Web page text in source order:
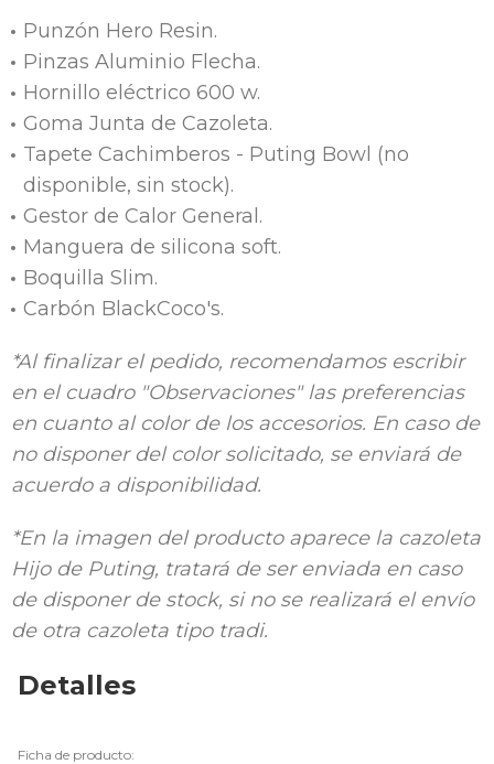
Punzón Hero Resin.
Pinzas Aluminio Flecha.
Hornillo eléctrico 600 w.
Goma Junta de Cazoleta.
Tapete Cachimberos - Puting Bowl (no
disponible, sin stock).
Gestor de Calor General.
Manguera de silicona soft.
Boquilla Slim.
Carbón BlackCoco's.
*Al finalizar el pedido, recomendamos escribir
en el cuadro "Observaciones" las preferencias
en cuanto al color de los accesorios. En caso de
no disponer del color solicitado, se enviará de
acuerdo a disponibilidad.
*En la imagen del producto aparece la cazoleta
Hijo de Puting, tratará de ser enviada en caso
de disponer de stock, si no se realizará el envío
de otra cazoleta tipo tradi.
Detalles
Ficha de producto: